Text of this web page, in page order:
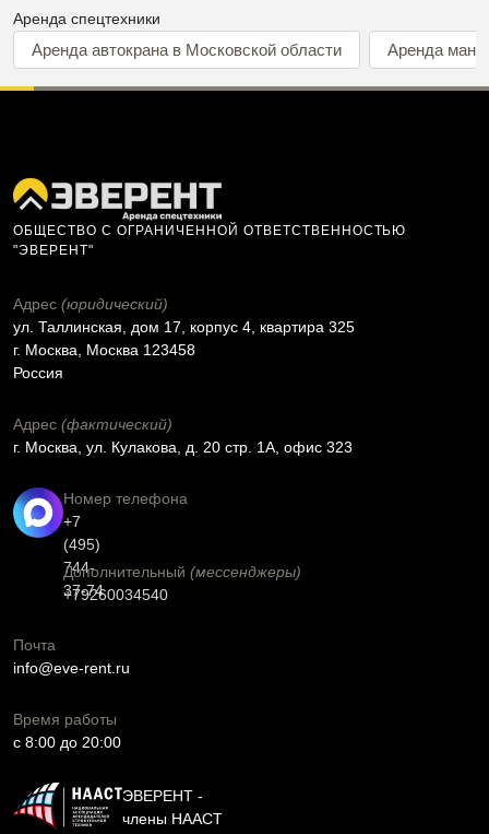
Аренда спецтехники
Аренда автокрана в Московской области Аренда
ОБЩЕСТВО С ОГРАНИЧЕННОЙ ОТВЕТСТВЕННОСТЬЮ
"ЭВЕРЕНТ"
Адрес (юридический)
ул. Таллинская, дом 17, корпус 4, квартира 325
г. Москва, Москва 123458
Россия
Адрес (фактический)
г. Москва, ул. Кулакова, д. 20 стр. 1А, офис 323
Номер телефона
+7
(495)
744-
37-74
Дополнительный (мессенджеры)
+79260034540
Почта
info@eve-rent.ru
Время работы
c 8:00 до 20:00
ЭВЕРЕНТ -
члены НААСТ